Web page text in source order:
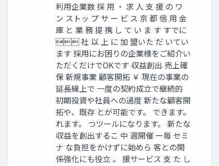
利用企業数 採 用 ・ 求 人 支 援 の ワ
ン ストッ プ サ ー ビ ス 京 都 信 用 金
庫 と 業 務 提 携 し て い ま す すでに
 社 以 上 に 加 盟いた だ いてい
ます 採用にお困りの企業様をご紹介い
ただくだけでOKです 収益創出 売上確
保 新規事業 顧客開拓 ￥ 現在の事業の
延長線上で 一度の契約成立で継続的
初期投資や社員への過度 新たな顧客開
拓や、既存 とが可能です。 できます。
れます。 つツールになります。 新たな
収益を創出するこ 中 週開催 ー毎 セミ
ナ な負担をかけずに始めら 客との関
係強化にも役立 。 援サービス 支 た し